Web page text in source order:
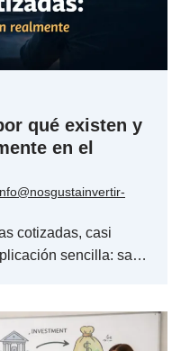
qué existen y
en el
cotizadas, casi
sencilla: sa…